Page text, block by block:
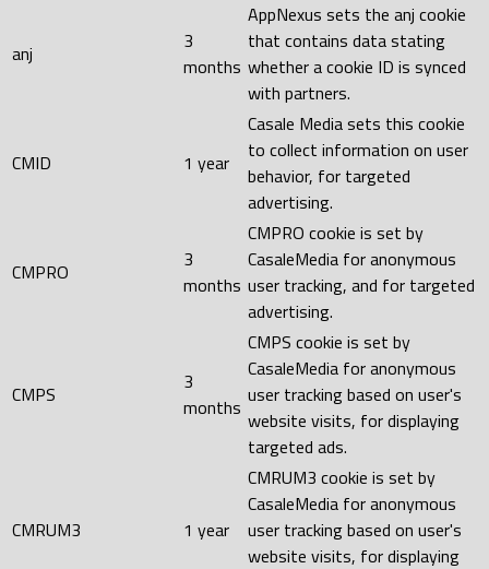
anj
3
months
AppNexus sets the anj cookie
that contains data stating
whether a cookie ID is synced
with partners.
CMID 1 year
Casale Media sets this cookie
to collect information on user
behavior, for targeted
advertising.
CMPRO
3
months
CMPRO cookie is set by
CasaleMedia for anonymous
user tracking, and for targeted
advertising.
CMPS
3
months
CMPS cookie is set by
CasaleMedia for anonymous
user tracking based on user's
website visits, for displaying
targeted ads.
CMRUM3 1 year
CMRUM3 cookie is set by
CasaleMedia for anonymous
user tracking based on user's
website visits, for displaying